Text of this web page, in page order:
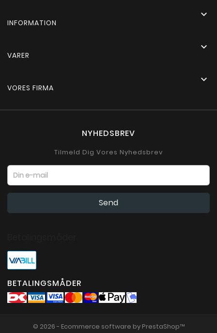
INFORMATION

VARER

VORES FIRMA

NYHEDSBREV
Tilmeld Dig Vores Nyhedsbrev
BETALINGSMÅDER
© 2026 - Ecommerce software by PrestaShop™